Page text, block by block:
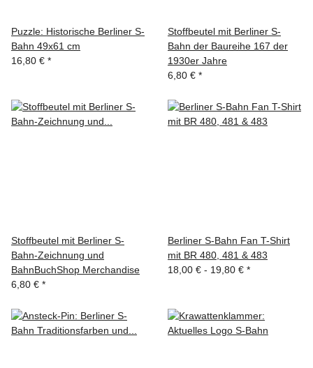
Puzzle: Historische Berliner S-
Bahn 49x61 cm
16,80 € *
Stoffbeutel mit Berliner S-
Bahn der Baureihe 167 der
1930er Jahre
6,80 € *
Stoffbeutel mit Berliner S-
Bahn-Zeichnung und
BahnBuchShop Merchandise
6,80 € *
Berliner S-Bahn Fan T-Shirt
mit BR 480, 481 & 483
18,00 € - 19,80 € *